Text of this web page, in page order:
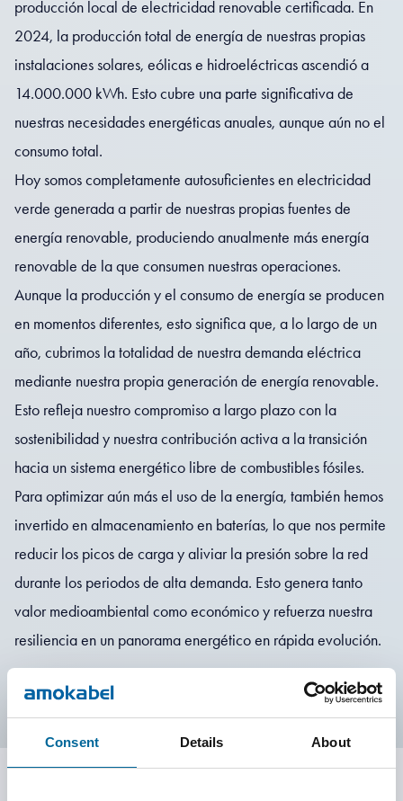
Consent Details About
producción local de electricidad renovable certificada. En
2024, la producción total de energía de nuestras propias
instalaciones solares, eólicas e hidroeléctricas ascendió a
14.000.000 kWh. Esto cubre una parte significativa de
nuestras necesidades energéticas anuales, aunque aún no el
consumo total.
Hoy somos completamente autosuficientes en electricidad
verde generada a partir de nuestras propias fuentes de
energía renovable, produciendo anualmente más energía
renovable de la que consumen nuestras operaciones.
Aunque la producción y el consumo de energía se producen
en momentos diferentes, esto significa que, a lo largo de un
año, cubrimos la totalidad de nuestra demanda eléctrica
mediante nuestra propia generación de energía renovable.
Esto refleja nuestro compromiso a largo plazo con la
sostenibilidad y nuestra contribución activa a la transición
hacia un sistema energético libre de combustibles fósiles.
Para optimizar aún más el uso de la energía, también hemos
invertido en almacenamiento en baterías, lo que nos permite
reducir los picos de carga y aliviar la presión sobre la red
durante los periodos de alta demanda. Esto genera tanto
valor medioambiental como económico y refuerza nuestra
resiliencia en un panorama energético en rápida evolución.